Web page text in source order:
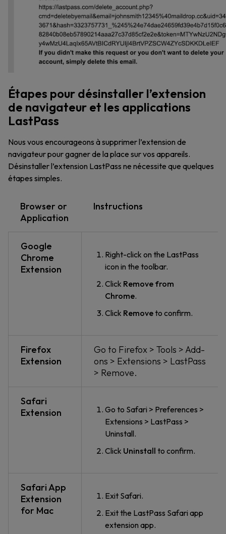
Étapes pour désinstaller l’extension
de navigateur et les applications
LastPass
Nous vous encourageons à supprimer l’extension de
navigateur pour gagner de la place sur vos appareils.
Désinstaller l’extension LastPass ne nécessite que quelques
étapes simples.
Browser or
Application
Instructions
Google
Chrome
Extension
Right-click on the LastPass
icon in the toolbar.
Click Remove from
Chrome.
Click Removeto confirm.
Firefox
Extension
Go to Firefox > Tools > Add-
ons > Extensions > LastPass
> Remove.
Safari
Extension
Go to Safari > Preferences >
Extensions > LastPass >
Uninstall.
Click Uninstall to confirm.
Safari App
Extension
for Mac
Exit Safari.
Exit the LastPass Safari app
extension app.